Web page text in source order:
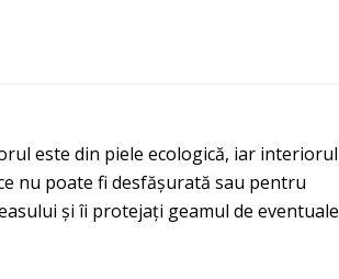
este din piele ecologică, iar interiorul
nu poate fi desfășurată sau pentru
și îi protejați geamul de eventuale